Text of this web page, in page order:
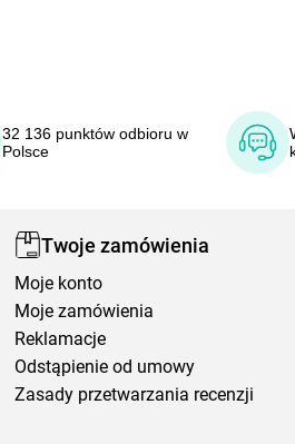
32 136 punktów odbioru w
Polsce
Twoje zamówienia
Moje konto
Moje zamówienia
Reklamacje
Odstąpienie od umowy
Zasady przetwarzania recenzji